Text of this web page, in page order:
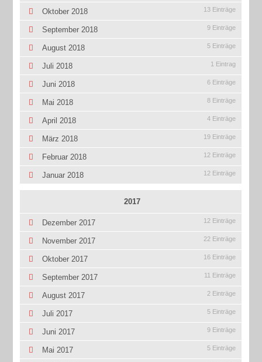
Oktober 2018 13 Einträge
September 2018 9 Einträge
August 2018 5 Einträge
Juli 2018 1 Eintrag
Juni 2018 6 Einträge
Mai 2018 8 Einträge
April 2018 4 Einträge
März 2018 19 Einträge
Februar 2018 12 Einträge
Januar 2018 12 Einträge
2017
Dezember 2017 12 Einträge
November 2017 22 Einträge
Oktober 2017 16 Einträge
September 2017 11 Einträge
August 2017 2 Einträge
Juli 2017 5 Einträge
Juni 2017 9 Einträge
Mai 2017 5 Einträge